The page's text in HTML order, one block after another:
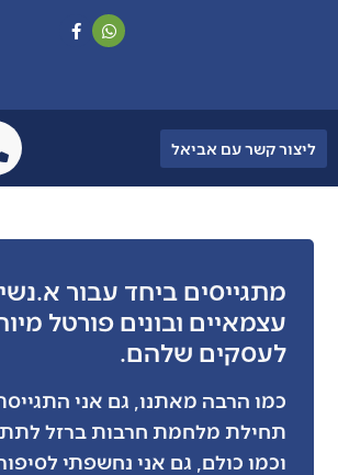
ליצור קשר עם אביאל
מתגייסים ביחד עבור
עצמאיים ובונים פורטל
לעסקים שלהם.
תחילת מלחמת חרבות ברזל
וכמו כולם, גם אני נחשפתי